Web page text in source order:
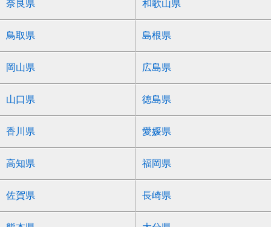
奈良県 和歌山県
鳥取県 島根県
岡山県 広島県
山口県 徳島県
香川県 愛媛県
高知県 福岡県
佐賀県 長崎県